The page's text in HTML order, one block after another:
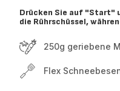
Drücken Sie auf "Start"
die Rührschüssel,
250g geriebene
Flex